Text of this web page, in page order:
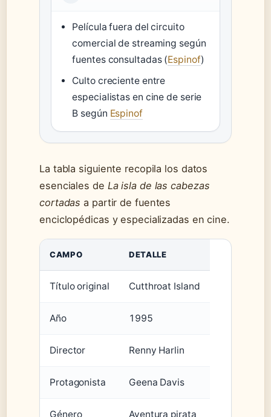
Película fuera del circuito
comercial de streaming según
fuentes consultadas (Espinof)
Culto creciente entre
especialistas en cine de serie
B según Espinof
La tabla siguiente recopila los datos
esenciales de La isla de las cabezas
cortadas a partir de fuentes
enciclopédicas y especializadas en cine.
CAMPO DETALLE
Título original Cutthroat Island
Año 1995
Director Renny Harlin
Protagonista Geena Davis
Género Aventura pirata